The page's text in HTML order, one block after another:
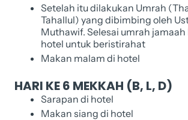
Setelah itu dilakukan Umrah
Tahallul) yang dibimbing oleh
Muthawif. Selesai umrah
hotel untuk beristirahat
Makan malam di hotel
HARI KE 6 MEKKAH (B, L, D)
Sarapan di hotel
Makan siang di hotel